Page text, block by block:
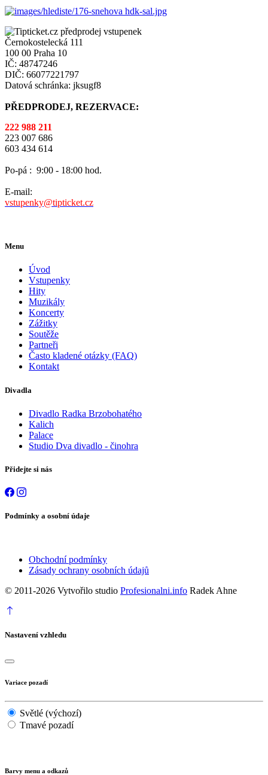
Černokostelecká 111
100 00 Praha 10
IČ: 48747246
DIČ: 66077221797
Datová schránka: jksugf8
PŘEDPRODEJ, REZERVACE:
222 988 211
223 007 686
603 434 614
Po-pá : 9:00 - 18:00 hod.
E-mail:
vstupenky@tipticket.cz
Menu
Úvod
Vstupenky
Hity
Muzikály
Koncerty
Zážitky
Soutěže
Partneři
Často kladené otázky (FAQ)
Kontakt
Divadla
Divadlo Radka Brzobohatého
Kalich
Palace
Studio Dva divadlo - činohra
Přidejte si nás
Podmínky a osobní údaje
Obchodní podmínky
Zásady ochrany osobních údajů
© 2011-2026 Vytvořilo studio Profesionalni.info Radek Ahne
Nastavení vzhledu
Variace pozadí
Světlé (výchozí)
Tmavé pozadí
Barvy menu a odkazů